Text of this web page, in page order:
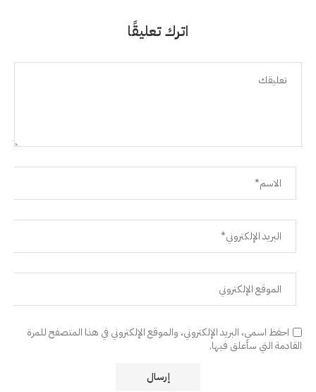
اترك تعليقًا
احفظ اسمي، البريد الإلكتروني، والموقع الإلكتروني في هذا المتصفح للمرة
القادمة التي سأعلق فيها.